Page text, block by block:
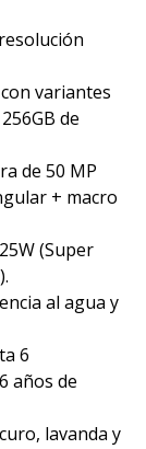
variantes
de
de 50 MP
+ macro
(Super
al agua y
6
años de
lavanda y